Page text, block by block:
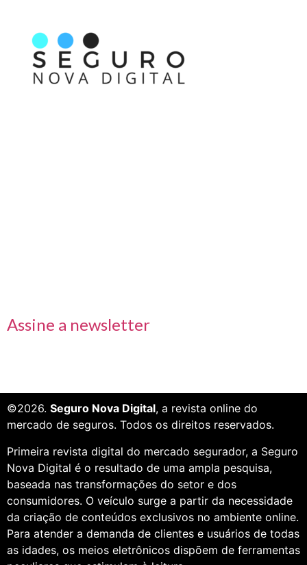
Assine a newsletter
©2026. Seguro Nova Digital, a revista online do
mercado de seguros. Todos os direitos reservados.
Primeira revista digital do mercado segurador, a Seguro
Nova Digital é o resultado de uma ampla pesquisa,
baseada nas transformações do setor e dos
consumidores. O veículo surge a partir da necessidade
da criação de conteúdos exclusivos no ambiente online.
Para atender a demanda de clientes e usuários de todas
as idades, os meios eletrônicos dispõem de ferramentas